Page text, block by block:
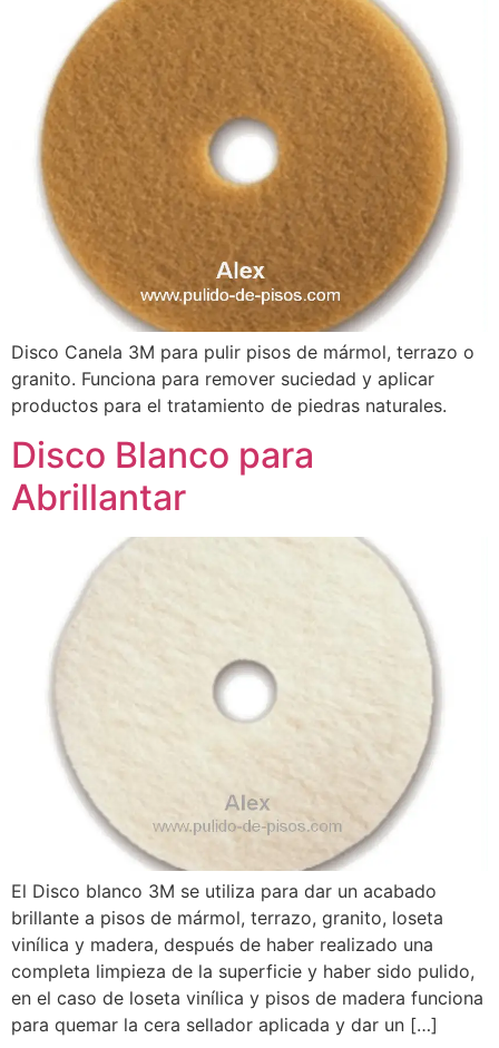
Disco Canela 3M para pulir pisos de mármol, terrazo o
granito. Funciona para remover suciedad y aplicar
productos para el tratamiento de piedras naturales.
Disco Blanco para
Abrillantar
El Disco blanco 3M se utiliza para dar un acabado
brillante a pisos de mármol, terrazo, granito, loseta
vinílica y madera, después de haber realizado una
completa limpieza de la superficie y haber sido pulido,
en el caso de loseta vinílica y pisos de madera funciona
para quemar la cera sellador aplicada y dar un […]